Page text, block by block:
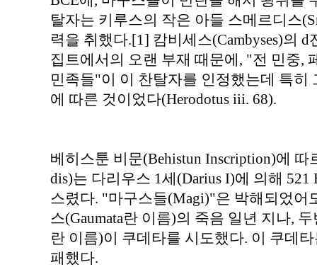
탈자는 키루스의 작은 아들 스메르디스
력을 취했다.[1] 캄비세스(Cambyses)의
집트에서의 오랜 부재 때문에, "전 민중,
민족들"이 이 찬탈자를 인정했는데 특히
에 따른 것이었다(Herodotus iii. 68).
베히스툰 비문(Behistun Inscription)에 따
dis)는 다리우스 1세(Darius I)에 의해
스렸다. "마구스들(Magi)"은 박해되었어
스(Gaumata란 이름)의 죽음 일년 지나,
란 이름)이 쿠데타를 시도했다. 이 쿠데
패했다.